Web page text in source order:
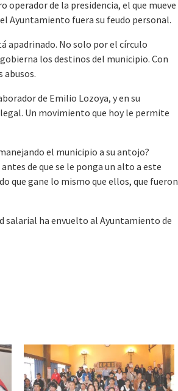
operador de la presidencia, el que mueve
Ayuntamiento fuera su feudo personal.
apadrinado. No solo por el círculo
los destinos del municipio. Con
abusos.
de Emilio Lozoya, y en su
Un movimiento que hoy le permite
el municipio a su antojo?
de que se le ponga un alto a este
que gane lo mismo que ellos, que fueron
salarial ha envuelto al Ayuntamiento de